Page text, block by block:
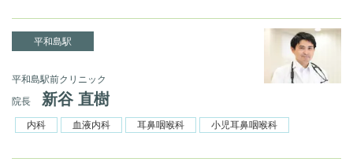
平和島駅
平和島駅前クリニック
院長
新谷 直樹
内科 血液内科 耳鼻咽喉科 小児耳鼻咽喉科